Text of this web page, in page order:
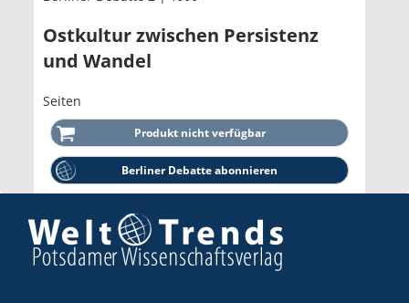
Ostkultur zwischen Persistenz
und Wandel
Seiten
Berliner Debatte abonnieren